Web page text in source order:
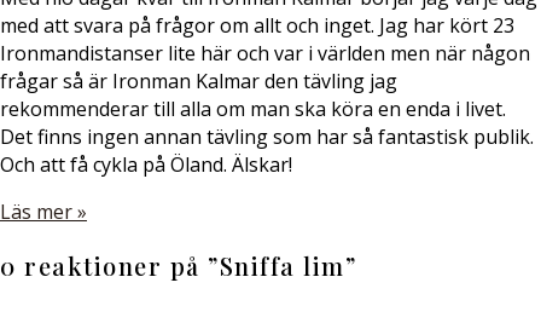
med att svara på frågor om allt och inget. Jag har kört 23
Ironmandistanser lite här och var i världen men när någon
frågar så är Ironman Kalmar den tävling jag
rekommenderar till alla om man ska köra en enda i livet.
Det finns ingen annan tävling som har så fantastisk publik.
Och att få cykla på Öland. Älskar!
Läs mer »
0 reaktioner på ”Sniffa lim”